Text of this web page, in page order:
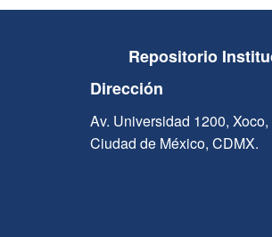
Repositorio
Dirección
Av. Universidad 1200,
Ciudad de México, CDMX.